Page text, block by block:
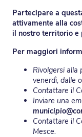
Partecipare a
attivamente alla
il nostro territorio e
Per maggiori
Rivolgersi alla
venerdì, dalle
Contattare il
Inviare una
Contattare il
Mesce.